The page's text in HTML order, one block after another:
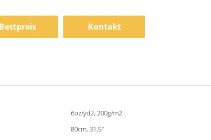
Bestpreis Kontakt
6oz/yd2, 200g/m2
80cm, 31,5"